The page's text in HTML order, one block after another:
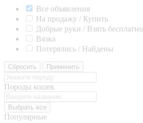
Все объявления
На продажу / Купить
Добрые руки / Взять бесплатно
Вязка
Потерялись / Найдены
Сбросить Применить
Породы кошек
Выбрать все
Популярные